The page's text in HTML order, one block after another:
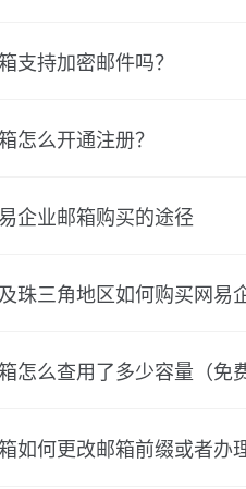
支持加密邮件吗？
怎么开通注册？
企业邮箱购买的途径
珠三角地区如何购买网易
怎么查用了多少容量（免
如何更改邮箱前缀或者办